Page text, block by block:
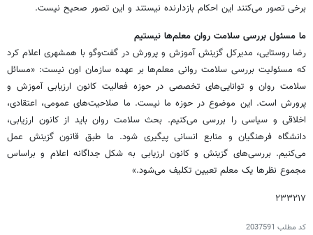
برخی تصور می‌کنند این احکام بازدارنده نیستند و این تصور صحیح نیست.
ما مسئول بررسی سلامت روان‌ معلم‌ها نیستیم
رضا روستایی، مدیرکل گزینش آموزش و پرورش در گفت‌وگو با همشهری اعلام کرد
که مسئولیت بررسی سلامت روانی معلم‌ها بر عهده سازمان اون نیست: «مسائل
سلامت روان و توانایی‌های تخصصی در حوزه فعالیت کانون ارزیابی آموزش و
پرورش است. این موضوع در حوزه ما نیست. ما صلاحیت‌های عمومی، اعتقادی،
اخلاقی و سیاسی را بررسی می‌کنیم. بحث سلامت روان ‌باید از کانون ارزیابی،
دانشگاه فرهنگیان و منابع انسانی پیگیری شود. ما طبق قانون گزینش عمل
می‌کنیم. بررسی‌های گزینش و کانون ارزیابی به شکل جداگانه اعلام و براساس
مجموع نظرها یک معلم تعیین تکلیف می‌شود.»
۲۳۳۲۱۷
کد مطلب 2037591